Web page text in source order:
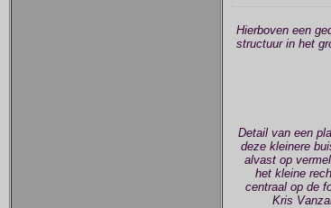
Hierboven een
structuur in het
Detail van een
deze kleinere
alvast op
het kleine
centraal op de
Kris